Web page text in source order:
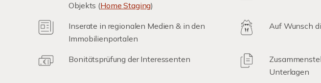
Objekts (Home Staging)
Inserate in regionalen Medien & in den
Immobilienportalen
Auf Wunsch
Bonitätsprüfung der Interessenten
Unterlagen